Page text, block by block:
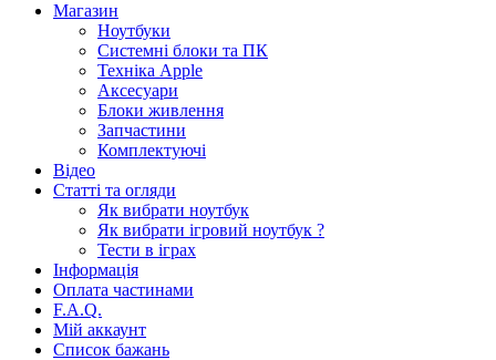
Магазин
Ноутбуки
Системні блоки та ПК
Техніка Apple
Аксесуари
Блоки живлення
Запчастини
Комплектуючі
Відео
Статті та огляди
Як вибрати ноутбук
Як вибрати ігровий ноутбук ?
Тести в іграх
Інформація
Оплата частинами
F.A.Q.
Мій аккаунт
Список бажань